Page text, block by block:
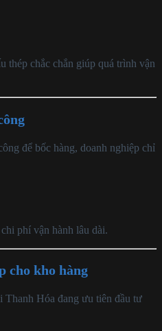
thép chắc chắn giúp quá trình vận
để bốc hàng, doanh nghiệp chỉ
phí vận hành lâu dài.
cho kho hàng
Thanh Hóa đang ưu tiên đầu tư